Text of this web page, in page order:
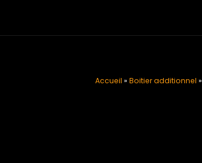
Accueil » Boitier additionnel »